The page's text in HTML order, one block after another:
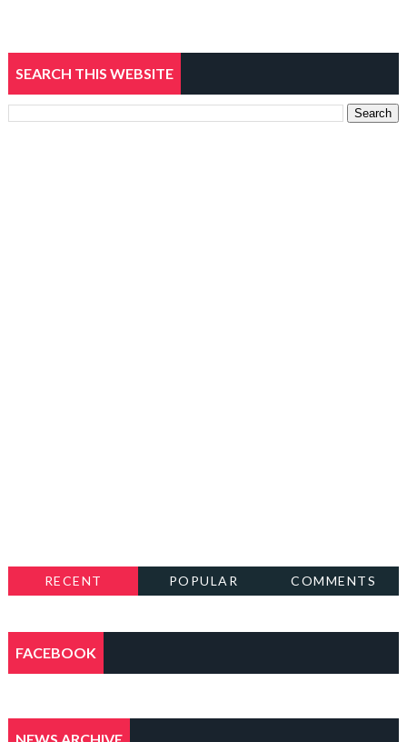
SEARCH THIS WEBSITE
RECENT POPULAR COMMENTS
FACEBOOK